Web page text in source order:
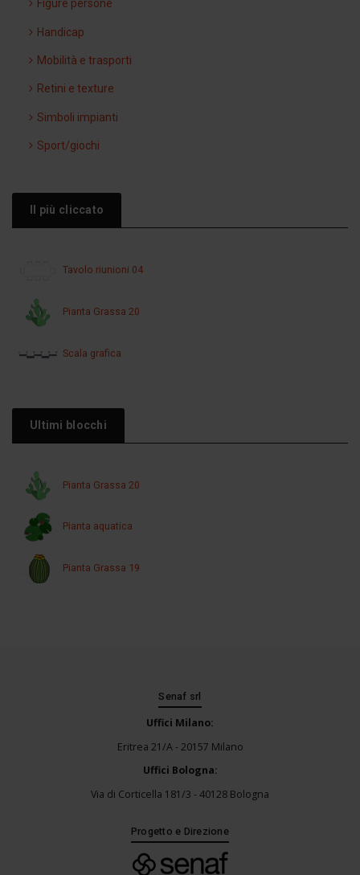
Figure persone
Handicap
Mobilità e trasporti
Retini e texture
Simboli impianti
Sport/giochi
Il più cliccato
Tavolo riunioni 04
Pianta Grassa 20
Scala grafica
Ultimi blocchi
Pianta Grassa 20
Pianta aquatica
Pianta Grassa 19
Senaf srl
Uffici Milano:
Eritrea 21/A - 20157 Milano
Uffici Bologna:
Via di Corticella 181/3 - 40128 Bologna
Progetto e Direzione